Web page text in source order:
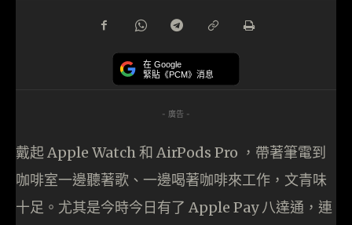
在 Google
緊貼《PCM》消息
- 廣告 -
戴起 Apple Watch 和 AirPods Pro ，帶著筆電到
咖啡室一邊聽著歌、一邊喝著咖啡來工作，文青味
十足。尤其是今時今日有了 Apple Pay 八達通，連